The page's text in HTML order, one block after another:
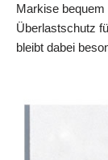
Markise bequem
Überlastschutz
bleibt dabei